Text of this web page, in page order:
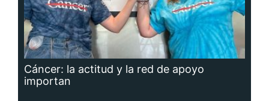
Cáncer: la actitud y la red de apoyo
importan